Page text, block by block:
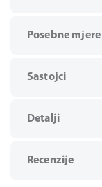
Posebne
Sastojci
Detalji
Recenzije